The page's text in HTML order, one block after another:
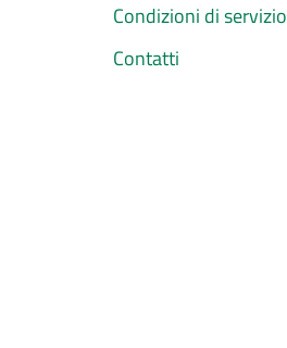
Condizioni di servizio
Contatti